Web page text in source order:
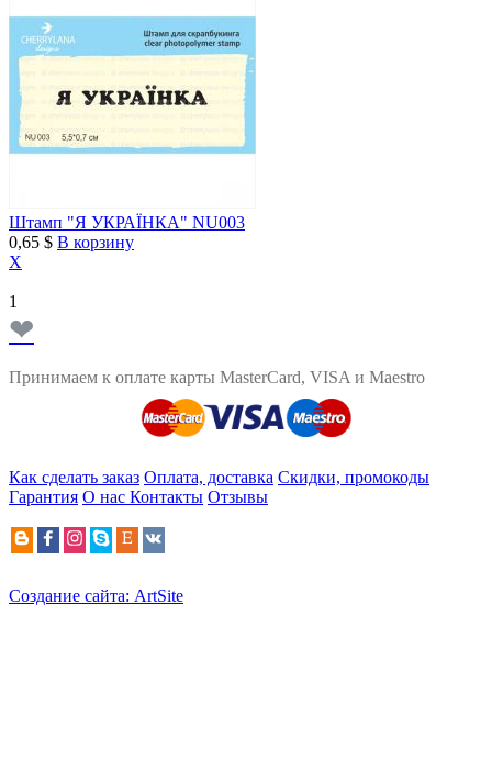
Штамп "Я УКРАЇНКА" NU003
0,65 $ В корзину
X
1
❤
Принимаем к оплате карты MasterCard, VISA и Maestro
Как сделать заказ Оплата, доставка Скидки, промокоды
Гарантия О нас Контакты Отзывы
Создание сайта: ArtSite